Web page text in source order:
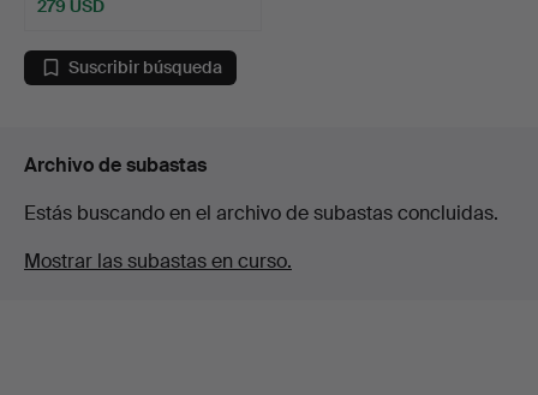
279 USD
Suscribir búsqueda
Archivo de subastas
Estás buscando en el archivo de subastas concluidas.
Mostrar las subastas en curso.